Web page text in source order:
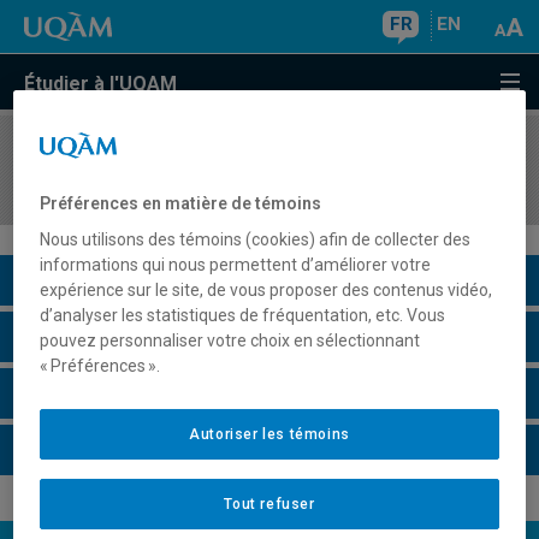
FR EN
Étudier à l'UQAM
COURS//
Description du cours
Horaire - Été 2026
Préférences en matière de témoins
Nous utilisons des témoins (cookies) afin de collecter des
informations qui nous permettent d’améliorer votre
expérience sur le site, de vous proposer des contenus vidéo,
d’analyser les statistiques de fréquentation, etc. Vous
pouvez personnaliser votre choix en sélectionnant
« Préférences ».
Tout refuser
Autoriser les témoins